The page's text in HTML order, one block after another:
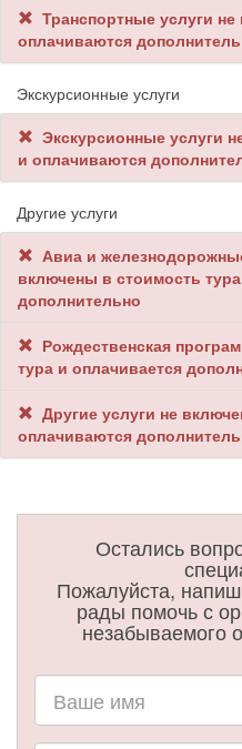
Транспортные услуги
оплачиваются
Экскурсионные услуги
Экскурсионные услуги
и оплачиваются
Другие услуги
Авиа и
включены в стоимость
дополнительно
Рождественская
тура и оплачивается
Другие услуги не
оплачиваются
Остались
Пожалуйста,
рады помочь с
незабываемого